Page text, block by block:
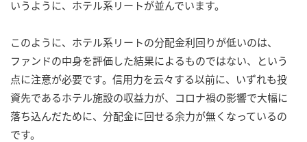
いうように、ホテル系リートが並んでいます。
このように、ホテル系リートの分配金利回りが低いのは、
ファンドの中身を評価した結果によるものではない、という
点に注意が必要です。信用力を云々する以前に、いずれも投
資先であるホテル施設の収益力が、コロナ禍の影響で大幅に
落ち込んだために、分配金に回せる余力が無くなっているの
です。